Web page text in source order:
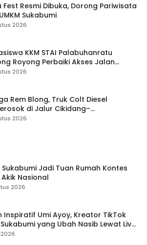
Fest Resmi Dibuka, Dorong Pariwisata
Sukabumi
2026
KKM STAI Palabuhanratu
Royong Perbaiki Akses Jalan
Ta’lim di Sagaranten
2026
Rem Blong, Truk Colt Diesel
di Jalur Cikidang–
2026
Jadi Tuan Rumah Kontes
Nasional
2026
Inspiratif Umi Ayoy, Kreator TikTok
yang Ubah Nasib Lewat Live
2026